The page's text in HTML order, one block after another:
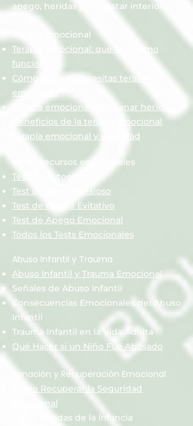
apego, heridas y bienestar interior.
Terapia emocional
Terapia emocional: qué es y cómo
funciona
Cómo saber si necesitas terapia
emocional
Terapia emocional para sanar heridas
Beneficios de la terapia emocional
Terapia emocional y ansiedad
Kit de recursos emocionales
Test de Autoestima
Test de Apego Ansioso
Test de Apego Evitativo
Test de Apego Emocional
Todos los Tests Emocionales
Abuso Infantil y Trauma
Abuso Infantil y Trauma Emocional
Señales de Abuso Infantil
Consecuencias Emocionales del Abuso
Infantil
Trauma Infantil en la Vida Adulta
Qué Hacer si un Niño Fue Abusado
Sanación y Recuperación Emocional
Cómo Recuperar la Seguridad
Emocional
Sanar Heridas de la Infancia